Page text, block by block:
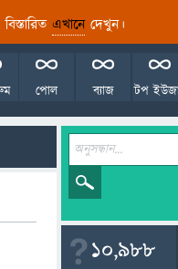
এখানেদেখুন।
টপ
ব্যাজ
পোল
10,988